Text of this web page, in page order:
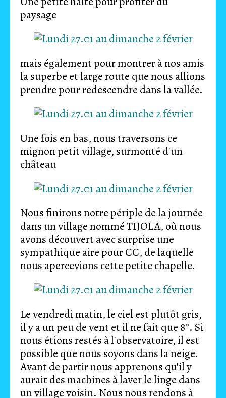
paysage
mais également pour montrer à nos amis
la superbe et large route que nous allions
prendre pour redescendre dans la vallée.
Une fois en bas, nous traversons ce
mignon petit village, surmonté d'un
château
Nous finirons notre périple de la journée
dans un village nommé TIJOLA, où nous
avons découvert avec surprise une
sympathique aire pour CC, de laquelle
nous apercevions cette petite chapelle.
Le vendredi matin, le ciel est plutôt gris,
il y a un peu de vent et il ne fait que 8°. Si
nous étions restés à l'observatoire, il est
possible que nous soyons dans la neige.
Avant de partir nous apprenons qu'il y
aurait des machines à laver le linge dans
un village voisin. Nous nous rendons à